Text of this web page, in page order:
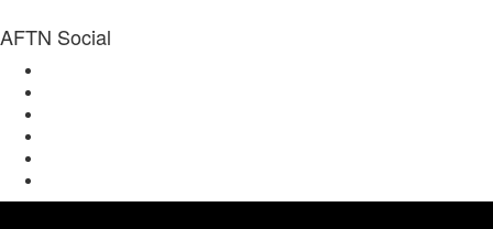
AFTN Social